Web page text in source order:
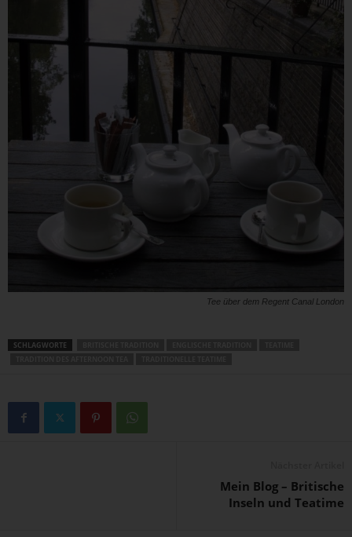
Tee über dem Regent Canal London
SCHLAGWORTE
Mein Blog – Britische
Inseln und Teatime